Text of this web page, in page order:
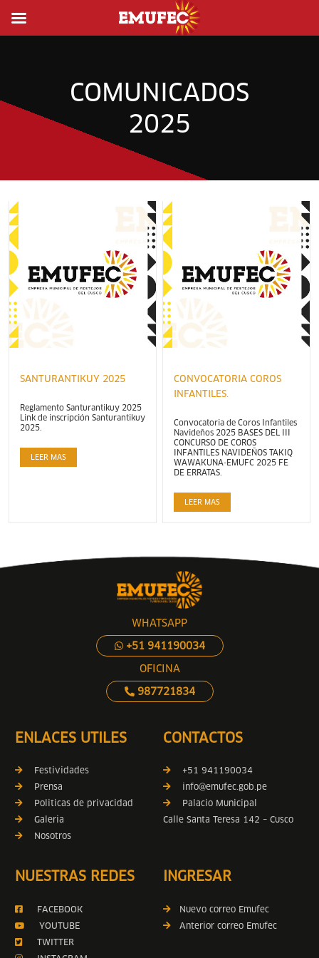
COMUNICADOS
2025
SANTURANTIKUY 2025
Reglamento Santurantikuy 2025
Link de inscripción Santurantikuy
2025.
LEER MAS
CONVOCATORIA COROS
INFANTILES.
Convocatoria de Coros Infantiles
Navideños 2025 BASES DEL III
CONCURSO DE COROS
INFANTILES NAVIDEÑOS TAKIQ
WAWAKUNA-EMUFC 2025 FE
DE ERRATAS.
LEER MAS
WHATSAPP
+51 941190034
OFICINA
987721834
ENLACES UTILES
Festividades
Prensa
Politicas de privacidad
Galeria
Nosotros
CONTACTOS
+51 941190034
info@emufec.gob.pe
Palacio Municipal
Calle Santa Teresa 142 – Cusco
NUESTRAS REDES
FACEBOOK
YOUTUBE
TWITTER
INGRESAR
Nuevo correo Emufec
Anterior correo Emufec